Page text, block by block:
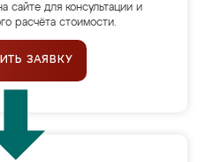
сайте для консультации и
расчёта стоимости.
ЗАЯВКУ